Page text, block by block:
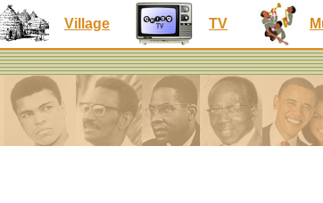
Village TV